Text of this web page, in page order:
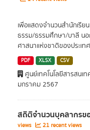
เพื่อแสดงจำนวนสำนักเรี
ธรรม/ธรรมศึกษา/บาลี นอ
ศาสนาแห่งชาติของประเ
PDF XLSX CSV
ศูนย์เทคโนโลยีสารสนเ
มกราคม 2567
สถิติจำนวนบุคลากรข
views
21 recent views